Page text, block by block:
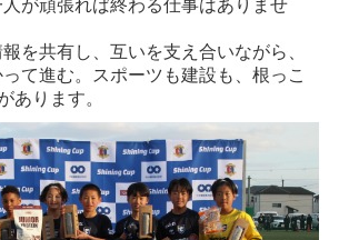
が頑張れば終わる仕事はありませ
を共有し、互いを支え合いながら、
て進む。スポーツも建設も、根っこ
あります。